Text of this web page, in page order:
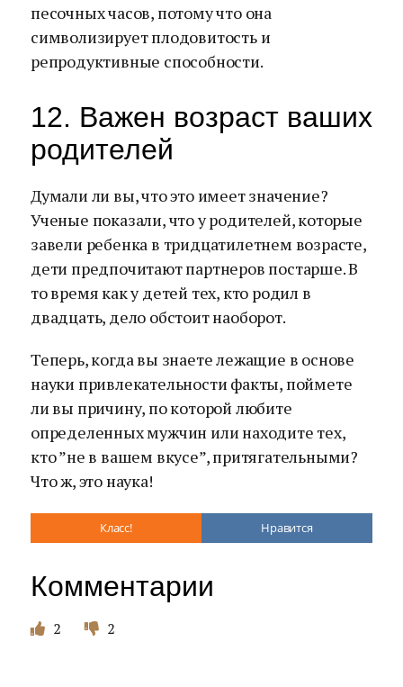
песочных часов, потому что она
символизирует плодовитость и
репродуктивные способности.
12. Важен возраст ваших
родителей
Думали ли вы, что это имеет значение?
Ученые показали, что у родителей, которые
завели ребенка в тридцатилетнем возрасте,
дети предпочитают партнеров постарше. В
то время как у детей тех, кто родил в
двадцать, дело обстоит наоборот.
Теперь, когда вы знаете лежащие в основе
науки привлекательности факты, поймете
ли вы причину, по которой любите
определенных мужчин или находите тех,
кто ”не в вашем вкусе”, притягательными?
Что ж, это наука!
Класс! Нравится
Комментарии
2 2